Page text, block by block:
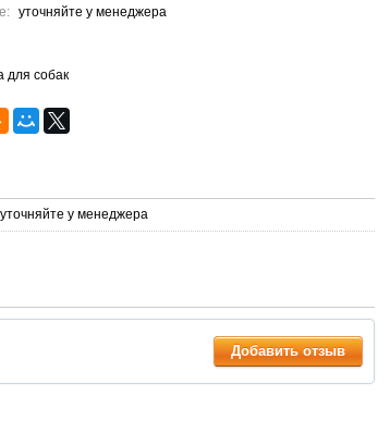
уточняйте у менеджера
для собак
уточняйте у менеджера
Добавить отзыв